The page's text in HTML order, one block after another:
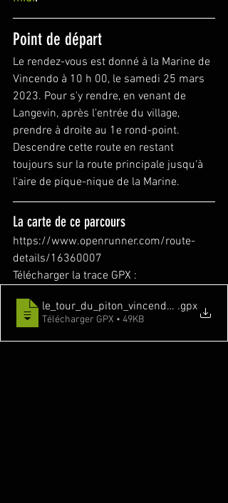
Point de départ
Le rendez-vous est donné à la Marine de
Vincendo à 10 h 00, le samedi 25 mars
2023. Pour s'y rendre, en venant de
Langevin, après l'entrée du village,
prendre à droite au 1e rond-point.
Descendre cette route en restant
toujours sur la route principale jusqu'à
l'aire de pique-nique de la Marine.
La carte de ce parcours
https://www.openrunner.com/route-
details/16360007
Télécharger la trace GPX :
.gpx
Télécharger GPX • 49KB